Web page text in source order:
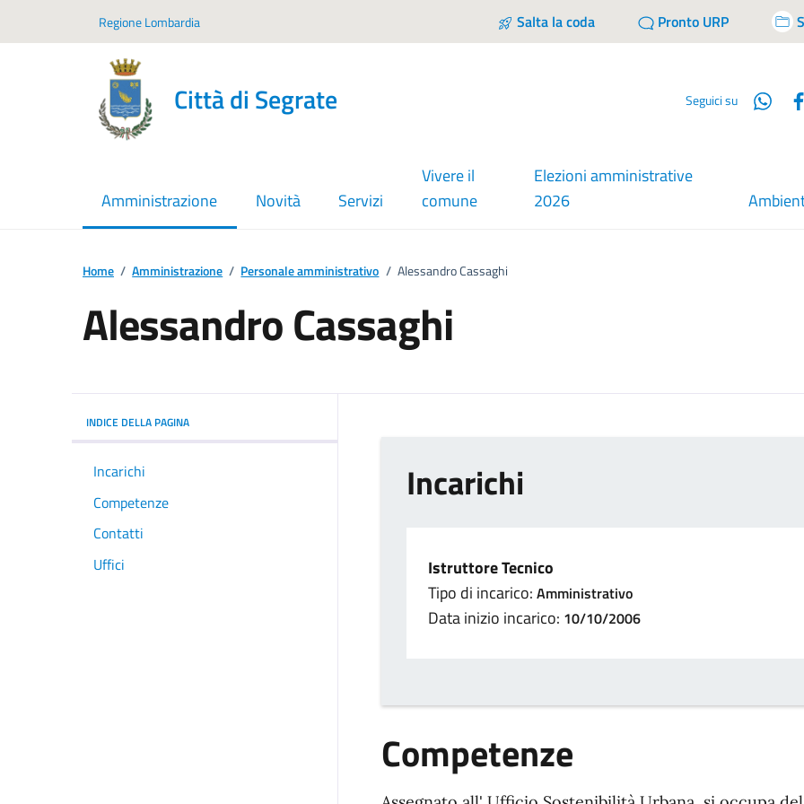
Regione Lombardia Salta la coda Pronto URP
Città di Segrate Seguici su
Amministrazione
menu selezionato Novità Servizi
Vivere il
comune
Elezioni amministrative
2026
Home / Amministrazione / Personale amministrativo / Alessandro Cassaghi
Alessandro Cassaghi
INDICE DELLA PAGINA
Incarichi
Competenze
Contatti
Uffici
Incarichi
Istruttore Tecnico
Tipo di incarico:Amministrativo
Data inizio incarico: 10/10/2006
Competenze